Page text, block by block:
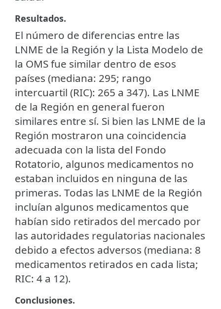
Resultados.
El número de diferencias entre las
LNME de la Región y la Lista Modelo de
la OMS fue similar dentro de esos
países (mediana: 295; rango
intercuartil (RIC): 265 a 347). Las LNME
de la Región en general fueron
similares entre sí. Si bien las LNME de la
Región mostraron una coincidencia
adecuada con la lista del Fondo
Rotatorio, algunos medicamentos no
estaban incluidos en ninguna de las
primeras. Todas las LNME de la Región
incluían algunos medicamentos que
habían sido retirados del mercado por
las autoridades regulatorias nacionales
debido a efectos adversos (mediana: 8
medicamentos retirados en cada lista;
RIC: 4 a 12).
Conclusiones.